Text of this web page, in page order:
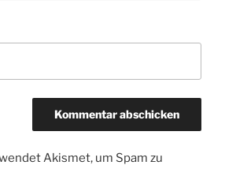
Akismet, um Spam zu